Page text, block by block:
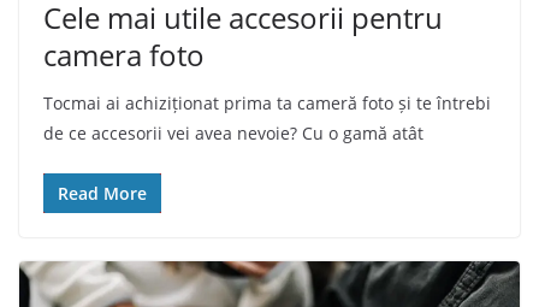
Cele mai utile accesorii pentru
camera foto
Tocmai ai achiziționat prima ta cameră foto și te întrebi
de ce accesorii vei avea nevoie? Cu o gamă atât
Read More